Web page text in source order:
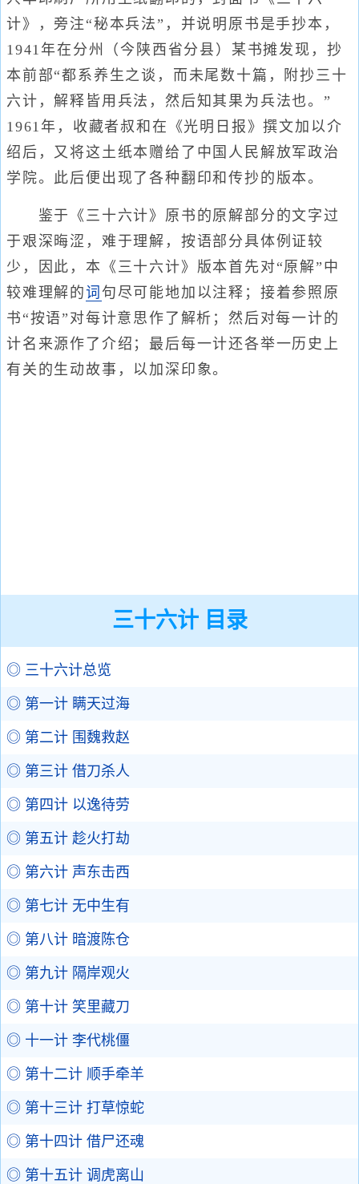
计》，旁注“秘本兵法”，并说明原书是手抄本，
1941年在分州（今陕西省分县）某书摊发现，抄
本前部“都系养生之谈，而未尾数十篇，附抄三十
六计，解释皆用兵法，然后知其果为兵法也。”
1961年，收藏者叔和在《光明日报》撰文加以介
绍后，又将这土纸本赠给了中国人民解放军政治
学院。此后便出现了各种翻印和传抄的版本。
鉴于《三十六计》原书的原解部分的文字过
于艰深晦涩，难于理解，按语部分具体例证较
少，因此，本《三十六计》版本首先对“原解”中
较难理解的词 句尽可能地加以注释；接着参照原
书“按语”对每计意思作了解析；然后对每一计的
计名来源作了介绍；最后每一计还各举一历史上
有关的生动故事，以加深印象。
三十六计 目录
◎ 三十六计总览
◎ 第一计 瞒天过海
◎ 第二计 围魏救赵
◎ 第三计 借刀杀人
◎ 第四计 以逸待劳
◎ 第五计 趁火打劫
◎ 第六计 声东击西
◎ 第七计 无中生有
◎ 第八计 暗渡陈仓
◎ 第九计 隔岸观火
◎ 第十计 笑里藏刀
◎ 十一计 李代桃僵
◎ 第十二计 顺手牵羊
◎ 第十三计 打草惊蛇
◎ 第十四计 借尸还魂
◎ 第十五计 调虎离山